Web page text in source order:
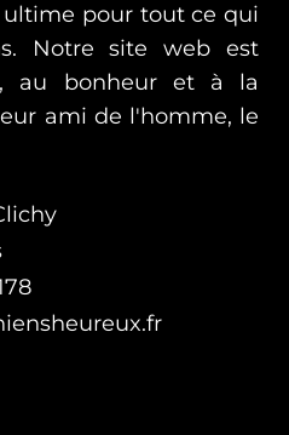
pour tout ce qui
Notre site web est
au bonheur et à la
ami de l'homme, le